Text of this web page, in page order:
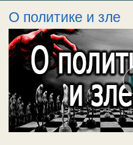
О политике и зле